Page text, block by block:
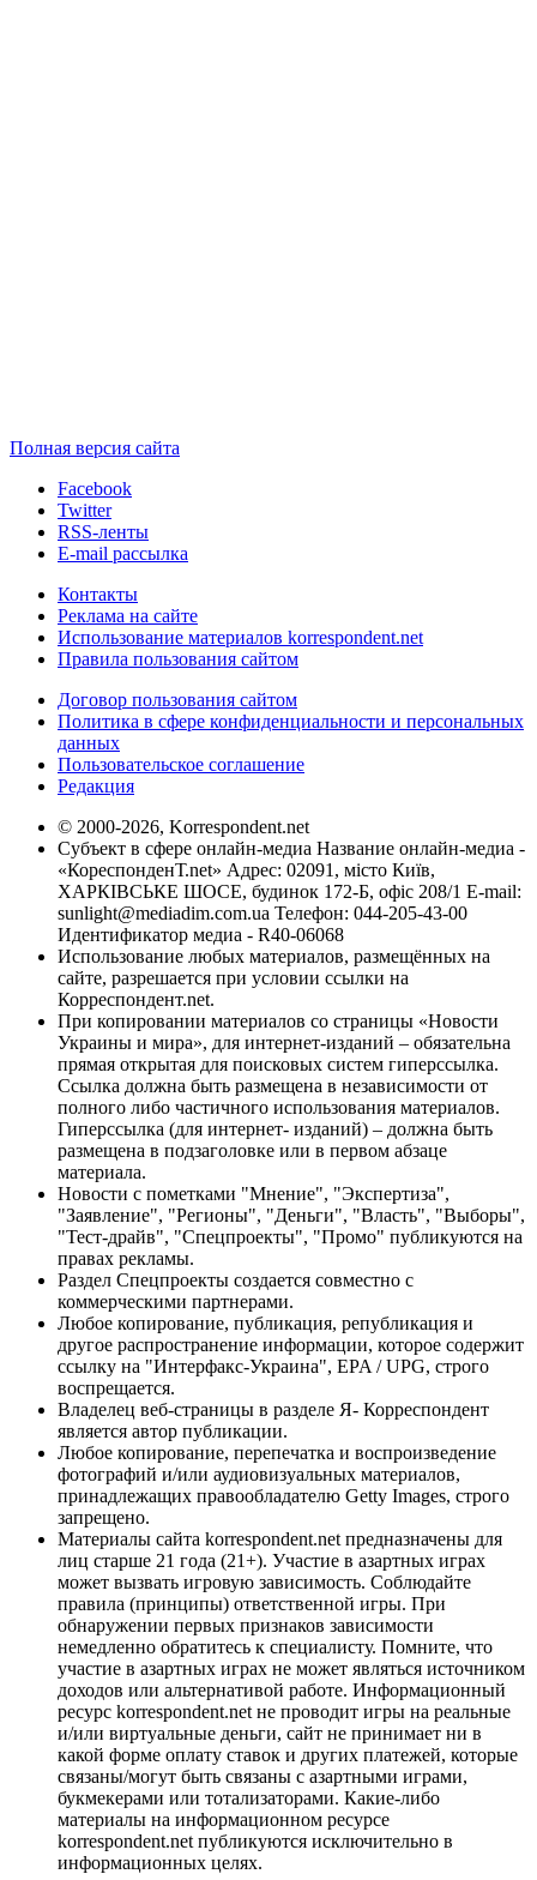
Полная версия сайта
Facebook
Twitter
RSS-ленты
E-mail рассылка
Контакты
Реклама на сайте
Использование материалов korrespondent.net
Правила пользования сайтом
Договор пользования сайтом
Политика в сфере конфиденциальности и персональных
данных
Пользовательское соглашение
Редакция
© 2000-2026, Korrespondent.net
Субъект в сфере онлайн-медиа Название онлайн-медиа -
«КореспонденТ.net» Адрес: 02091, місто Київ,
ХАРКІВСЬКЕ ШОСЕ, будинок 172-Б, офіс 208/1 E-mail:
sunlight@mediadim.com.ua Телефон: 044-205-43-00
Идентификатор медиа - R40-06068
Использование любых материалов, размещённых на
сайте, разрешается при условии ссылки на
Корреспондент.net.
При копировании материалов со страницы «Новости
Украины и мира», для интернет-изданий – обязательна
прямая открытая для поисковых систем гиперссылка.
Ссылка должна быть размещена в независимости от
полного либо частичного использования материалов.
Гиперссылка (для интернет- изданий) – должна быть
размещена в подзаголовке или в первом абзаце
материала.
Новости с пометками "Мнение", "Экспертиза",
"Заявление", "Регионы", "Деньги", "Власть", "Выборы",
"Тест-драйв", "Спецпроекты", "Промо" публикуются на
правах рекламы.
Раздел Спецпроекты создается совместно с
коммерческими партнерами.
Любое копирование, публикация, републикация и
другое распространение информации, которое содержит
ссылку на "Интерфакс-Украина", EPA / UPG, строго
воспрещается.
Владелец веб-страницы в разделе Я- Корреспондент
является автор публикации.
Любое копирование, перепечатка и воспроизведение
фотографий и/или аудиовизуальных материалов,
принадлежащих правообладателю Getty Images, строго
запрещено.
Материалы сайта korrespondent.net предназначены для
лиц старше 21 года (21+). Участие в азартных играх
может вызвать игровую зависимость. Соблюдайте
правила (принципы) ответственной игры. При
обнаружении первых признаков зависимости
немедленно обратитесь к специалисту. Помните, что
участие в азартных играх не может являться источником
доходов или альтернативой работе. Информационный
ресурс korrespondent.net не проводит игры на реальные
и/или виртуальные деньги, сайт не принимает ни в
какой форме оплату ставок и других платежей, которые
связаны/могут быть связаны с азартными играми,
букмекерами или тотализаторами. Какие-либо
материалы на информационном ресурсе
korrespondent.net публикуются исключительно в
информационных целях.